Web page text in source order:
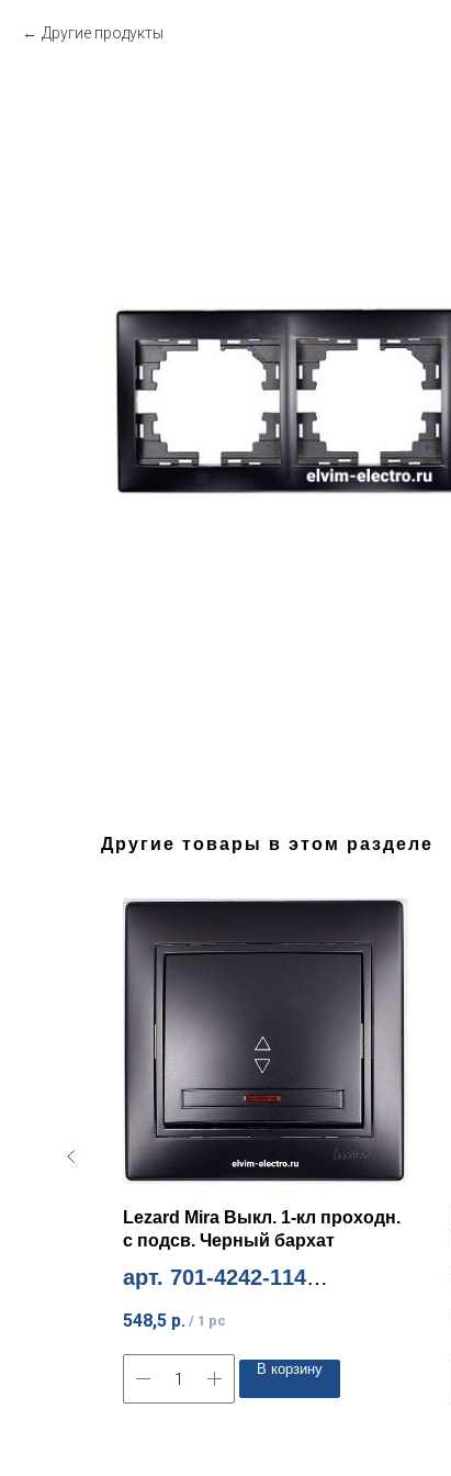
Другие продукты
Другие товары в этом разделе
Lezard Mira Выкл. 1-кл проходн.
с подсв. Черный бархат
арт. 701-4242-114
Миним. количество 10шт
548,5 р. / 1 pc
В корзину